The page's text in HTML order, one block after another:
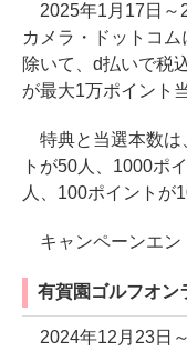
2025年1月17日～
カメラ・ドットコ
除いて、d払いで税
が最大1万ポイント
特典と当選本数は
トが50人、1000ポ
人、100ポイントが
キャンペーンエン
有賀園ゴルフオン
2024年12月23日